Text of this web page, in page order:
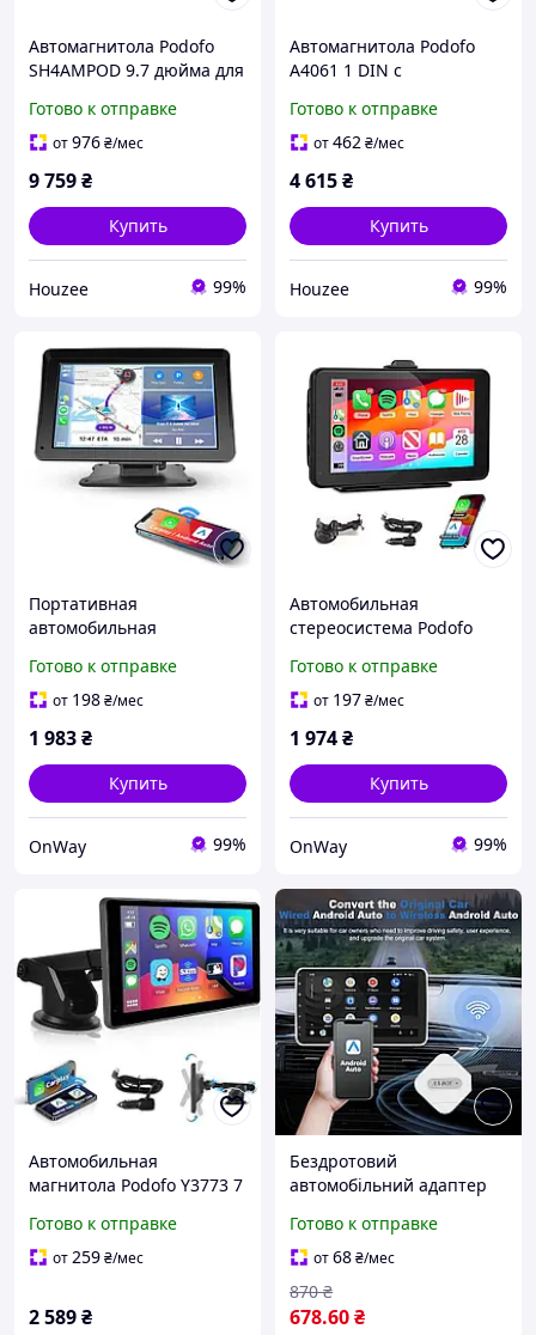
Автомагнитола Podofo
SH4AMPOD 9.7 дюйма для
с GPS 4G Wi-Fi Bluetooth
Готово к отправке
от976₴/мес
9 759₴
Купить
Houzee 99%
Автомагнитола Podofo
A4061 1 DIN с
дюймовым экраном для
поддержки CarPlay
Готово к отправке
от462₴/мес
4 615₴
Купить
Houzee 99%
Портативная
автомобильная
A3327 7 дюймов HD экран
Bluetooth голосовое
Готово к отправке
от 198₴/мес
1 983₴
Купить
OnWay 99%
Автомобильная
стереосистема Podofo
сенсорный экран
Bluetooth CarPlay Android
Готово к отправке
от 197₴/мес
1 974₴
Купить
OnWay 99%
Автомобильная
магнитола Podofo Y3773 7
Apple CarPlay Bluetooth
GPS черная
Готово к отправке
от259₴/мес
2 589₴
Бездротовий
автомобільний адаптер
Готово к отправке
от68₴/мес
678.60₴
870 ₴